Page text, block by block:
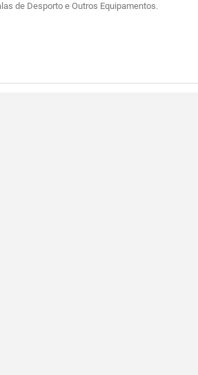
de Desporto e Outros Equipamentos.